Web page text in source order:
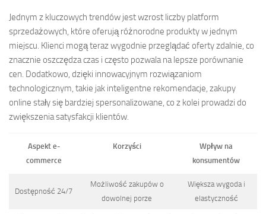
Jednym z kluczowych trendów jest wzrost liczby platform
sprzedażowych, które oferują różnorodne produkty w jednym
miejscu. Klienci mogą teraz wygodnie przeglądać oferty zdalnie, co
znacznie oszczędza czas i często pozwala na lepsze porównanie
cen. Dodatkowo, dzięki innowacyjnym rozwiązaniom
technologicznym, takie jak inteligentne rekomendacje, zakupy
online stały się bardziej spersonalizowane, co z kolei prowadzi do
zwiększenia satysfakcji klientów.
Aspekt e-
commerce
Korzyści
Wpływ na
konsumentów
Dostępność 24/7
Możliwość zakupów o
dowolnej porze
Większa wygoda i
elastyczność